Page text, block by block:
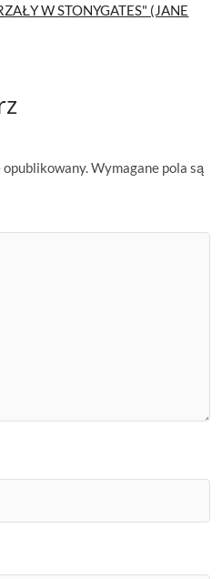
W STONYGATES" (JANE
opublikowany.Wymagane pola są